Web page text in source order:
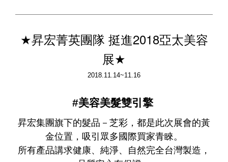
★昇宏菁英團隊 挺進2018亞太美容
展★
2018.11.14~11.16
#美容美髮雙引擎
昇宏集團旗下的髮品－芝彩 ，都是此次展會的黃
金位置，吸引眾多國際買家青睞。
所有產品講求健康、純淨、自然完全台灣製造，